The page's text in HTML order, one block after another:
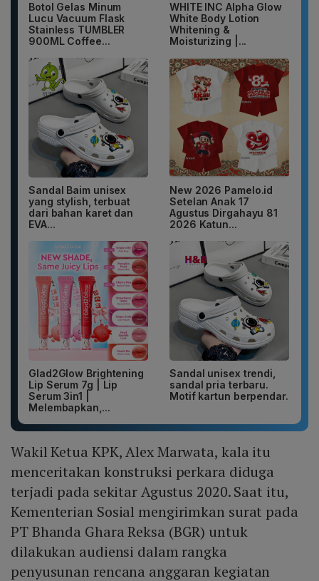
Botol Gelas Minum
Lucu Vacuum Flask
Stainless TUMBLER
900ML Coffee...
WHITE INC Alpha Glow
White Body Lotion
Whitening &
Moisturizing |...
Sandal Baim unisex
yang stylish, terbuat
dari bahan karet dan
EVA...
New 2026 Pamelo.id
Setelan Anak 17
Agustus Dirgahayu 81
2026 Katun...
Glad2Glow Brightening
Lip Serum 7g | Lip
Serum 3in1 |
Melembapkan,...
Sandal unisex trendi,
sandal pria terbaru.
Motif kartun berpendar.
Wakil Ketua KPK, Alex Marwata, kala itu
menceritakan konstruksi perkara diduga
terjadi pada sekitar Agustus 2020. Saat itu,
Kementerian Sosial mengirimkan surat pada
PT Bhanda Ghara Reksa (BGR) untuk
dilakukan audiensi dalam rangka
penyusunan rencana anggaran kegiatan